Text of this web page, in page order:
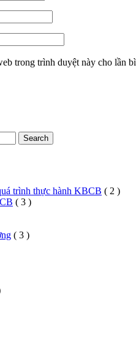
trong trình duyệt này cho lần
Search
trình thực hành KBCB ( 2 )
( 3 )
( 3 )